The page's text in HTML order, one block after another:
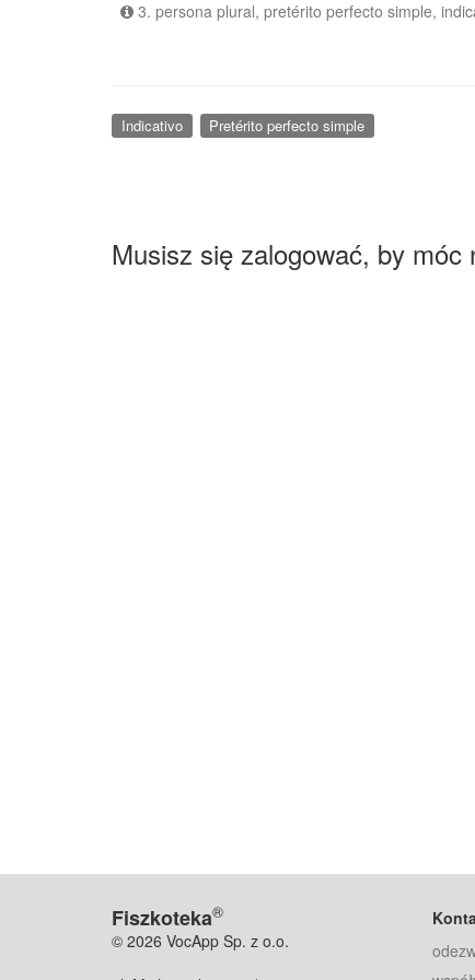
3. persona plural, pretérito perfecto simple,
Indicativo Pretérito perfecto simple
Musisz się zalogować, by móc
Fiszkoteka®
© 2026 VocApp Sp. z o.o.